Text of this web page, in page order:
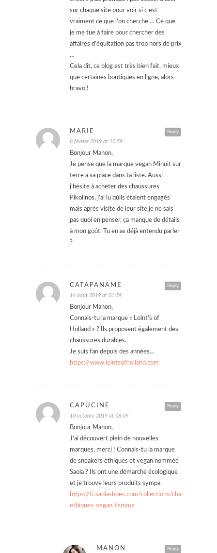
sur chaque site pour voir si c’est
vraiment ce que l’on cherche … Ce que
je me tue à faire pour chercher des
affaires d’équitation pas trop hors de prix
…
Cela dit, ce blog est très bien fait, mieux
que certaines boutiques en ligne, alors
bravo !
Reply
MARIE
8 février 2019 at 10:59
Bonjour Manon,
Je pense que la marque vegan Minuit sur
terre a sa place dans ta liste. Aussi
j’hésite à acheter des chaussures
Pikolinos, j’ai lu qúils étaient engagés
mais après visite de leur site je ne sais
pas quoi en penser, ça manque de détails
à mon goût. Tu en as déjà entendu parler
?
Reply
CATAPANAME
14 août 2019 at 01:59
Bonjour Manon,
Connais-tu la marque « Loint’s of
Holland » ? Ils proposent également des
chaussures durables.
Je suis fan depuis des années…
https://www.lointsofholland.com
Reply
CAPUCINE
10 octobre 2019 at 08:09
Bonjour Manon,
J’ai découvert plein de nouvelles
marques, merci ! Connais-tu la marque
de sneakers éthiques et vegan nommée
Saola ? Ils ont une démarche écologique
et je trouve leurs produits sympa
https://fr.saolashoes.com/collections/chaussures-
ethiques-vegan-femme
Reply
MANON